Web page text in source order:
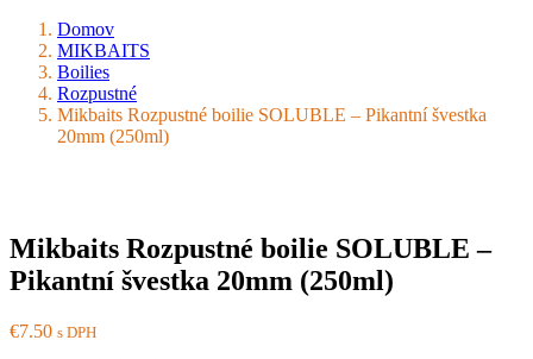
Domov
MIKBAITS
Boilies
Rozpustné
Mikbaits Rozpustné boilie SOLUBLE – Pikantní švestka
20mm (250ml)
Mikbaits Rozpustné boilie SOLUBLE –
Pikantní švestka 20mm (250ml)
€7.50 s DPH